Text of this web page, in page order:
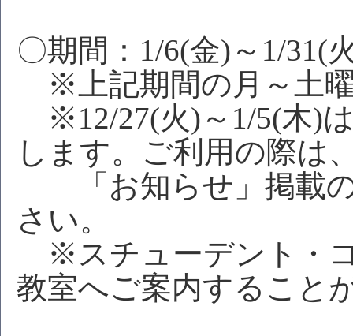
〇期間：1/6(金)～1/31(
※上記期間の月～土
※12/27(火)～1/5(木)
します。ご利用の際は
「お知らせ」掲載
さい。
※スチューデント・
教室へご案内すること